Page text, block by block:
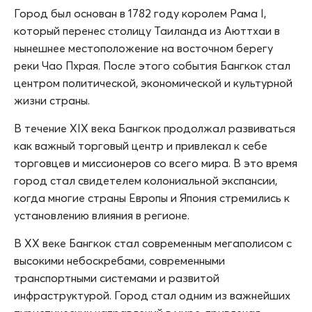
Город был основан в 1782 году королем Рама I,
который перенес столицу Таиланда из Аюттхаи в
нынешнее местоположение на восточном берегу
реки Чао Пхрая. После этого события Бангкок стал
центром политической, экономической и культурной
жизни страны.
В течение XIX века Бангкок продолжал развиваться
как важный торговый центр и привлекал к себе
торговцев и миссионеров со всего мира. В это время
город стал свидетелем колониальной экспансии,
когда многие страны Европы и Япония стремились к
установлению влияния в регионе.
В XX веке Бангкок стал современным мегаполисом с
высокими небоскребами, современными
транспортными системами и развитой
инфраструктурой. Город стал одним из важнейших